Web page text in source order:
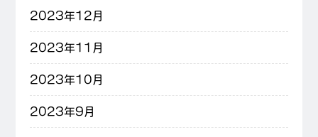
2023年12月
2023年11月
2023年10月
2023年9月